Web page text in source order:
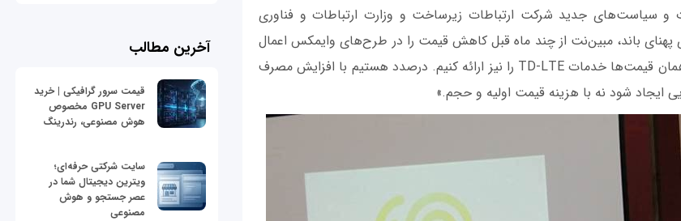
و سیاست‌های جدید شرکت ارتباطات زیرساخت و وزارت ارتباطات و فناوری
باند، مبین‌نت از چند ماه قبل کاهش قیمت را در طرح‌های وایمکس اعمال
کرده و سعی خواهیم کرد با همان قیمت‌ها خدمات TD-LTE را نیز ارائه کنیم. درصدد هستیم با افزایش مصرف
ایجاد شود نه با هزینه قیمت اولیه و حجم.»
آخرین مطالب
قیمت سرور گرافیکی | خرید
GPU Server مخصوص
هوش مصنوعی، رندرینگ
سایت شرکتی حرفه‌ای؛
ویترین دیجیتال شما در
عصر جستجو و هوش
مصنوعی